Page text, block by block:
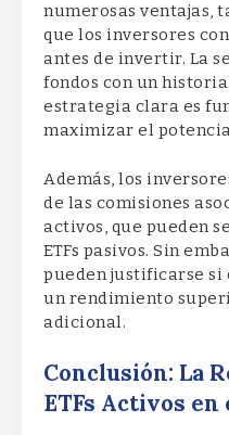
numerosas ventajas,
que los inversores
antes de invertir. La
fondos con un
estrategia clara es
maximizar el
Además, los
de las comisiones
activos, que pueden
ETFs pasivos. Sin
pueden justificarse
un rendimiento
adicional.
Conclusión: La
ETFs Activos